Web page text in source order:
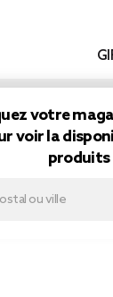
votre
voir la
produits
motif
et